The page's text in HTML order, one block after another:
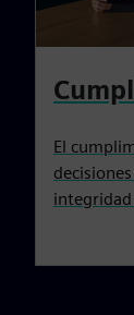
El
integridad